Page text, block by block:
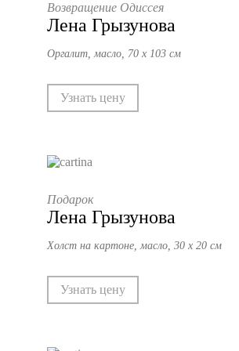
Возвращение Одиссея
Лена Грызунова
Оргалит, масло, 70 х 103 см
Узнать цену
Подарок
Лена Грызунова
Холст на картоне, масло, 30 х 20 см
Узнать цену